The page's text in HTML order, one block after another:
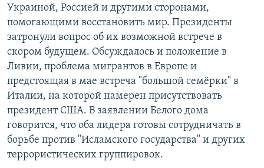
Украиной, Россией и другими сторонами,
помогающими восстановить мир. Президенты
затронули вопрос об их возможной встрече в
скором будущем. Обсуждалось и положение в
Ливии, проблема мигрантов в Европе и
предстоящая в мае встреча "большой семёрки" в
Италии, на которой намерен присутствовать
президент США. В заявлении Белого дома
говорится, что оба лидера готовы сотрудничать в
борьбе против "Исламского государства" и других
террористических группировок.